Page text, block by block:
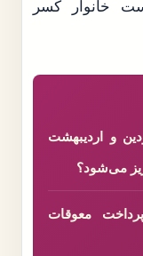
خانوار کسر
و اردیبهشت
می‌شود؟
معوقات